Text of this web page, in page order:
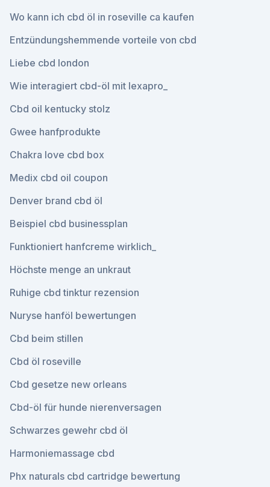
Wo kann ich cbd öl in roseville ca kaufen
Entzündungshemmende vorteile von cbd
Liebe cbd london
Wie interagiert cbd-öl mit lexapro_
Cbd oil kentucky stolz
Gwee hanfprodukte
Chakra love cbd box
Medix cbd oil coupon
Denver brand cbd öl
Beispiel cbd businessplan
Funktioniert hanfcreme wirklich_
Höchste menge an unkraut
Ruhige cbd tinktur rezension
Nuryse hanföl bewertungen
Cbd beim stillen
Cbd öl roseville
Cbd gesetze new orleans
Cbd-öl für hunde nierenversagen
Schwarzes gewehr cbd öl
Harmoniemassage cbd
Phx naturals cbd cartridge bewertung